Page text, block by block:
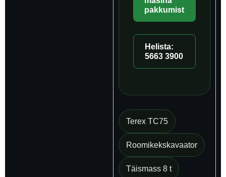
pakkumist
Helista:
5663 3900
Terex TC75
Roomikekskavaator
Täismass 8 t